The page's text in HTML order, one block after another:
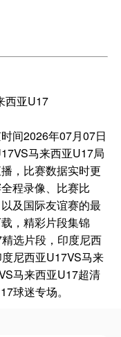
西亚U17
间2026年07月07日
马来西亚U17局
，比赛数据实时更
程录像、比赛比
及国际友谊赛的最
，精彩片段集锦
选片段，印度尼西
尼西亚U17VS马来
马来西亚U17超清
球迷专场。